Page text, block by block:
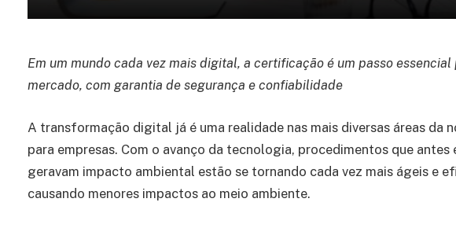
Em um mundo cada vez mais digital, a certificação é um passo
mercado, com garantia de segurança e confiabilidade
A transformação digital já é uma realidade nas mais diversas áreas da
para empresas. Com o avanço da tecnologia, procedimentos que
geravam impacto ambiental estão se tornando cada vez mais ágeis e
causando menores impactos ao meio ambiente.